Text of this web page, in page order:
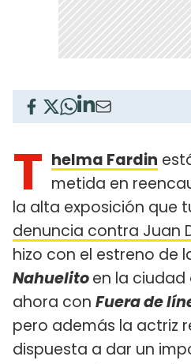
T helma Fardin
metida en
la alta exposición que
denuncia contra Juan
hizo con el estreno de
Nahuelitoen la ciudad
ahora con Fuera de
pero además la actriz
dispuesta a dar un